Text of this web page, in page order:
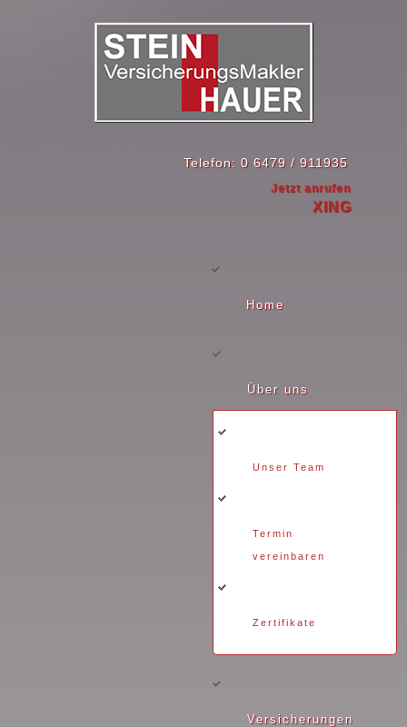
Telefon: 0 6479 / 911935
Jetzt anrufen
XING
Home
Über uns
Unser Team
Termin
vereinbaren
Zertifikate
Versicherungen